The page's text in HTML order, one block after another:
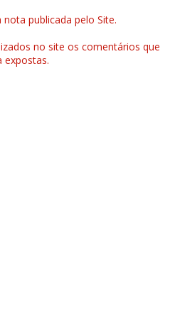
publicada pelo Site.
no site os comentários que
expostas.